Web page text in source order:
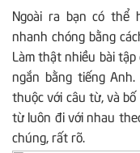
Ngoài ra bạn có thể
nhanh chóng bằng
Làm thật nhiều bài
ngắn bằng tiếng
thuộc với câu từ, và
từ luôn đi với nhau
chúng, rất rõ.